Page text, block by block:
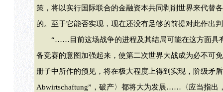
策，将以实行国际联合的金融资本共同剥削世界来代替
的。至于它能否实现，现在还没有足够的前提对此作出
“……目前这场战争的进程及其结局可能在这方面具有
备竞赛的意图加强起来，使第二次世界大战成为必不可
册子中所作的预见，将在极大程度上得到实现，阶级矛
Abwirtschaftung”，破产〉都将大为发展……〈应当指出